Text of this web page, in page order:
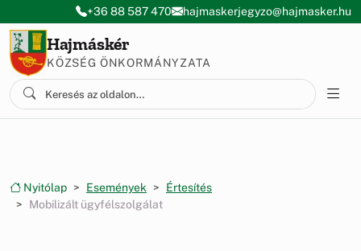
Ugrás a menüre
Ugrás a tartalomra
+36 88 587 470 hajmaskerjegyzo@hajmasker.hu
Hajmáskér
KÖZSÉG ÖNKORMÁNYZATA
Nyitólap Események
Értesítés
Mobilizált ügyfélszolgálat